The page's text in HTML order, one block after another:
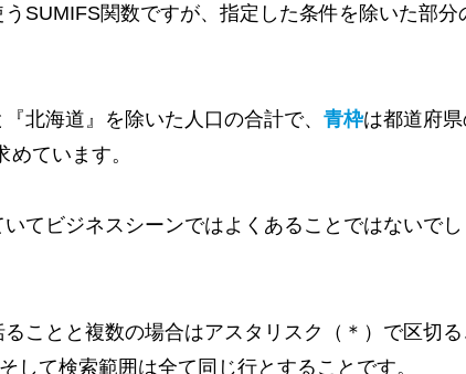
SUMIFS関数ですが、指定した条件を除いた部分
北海道』を除いた人口の合計で、 青枠は都道府
ています。
てビジネスシーンではよくあることではないで
ことと複数の場合はアスタリスク（＊）で区切
して検索範囲は全て同じ行とすることです。